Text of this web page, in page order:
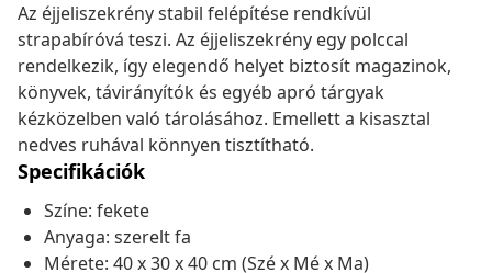
Az éjjeliszekrény stabil felépítése rendkívül
strapabíróvá teszi. Az éjjeliszekrény egy polccal
rendelkezik, így elegendő helyet biztosít magazinok,
könyvek, távirányítók és egyéb apró tárgyak
kézközelben való tárolásához. Emellett a kisasztal
nedves ruhával könnyen tisztítható.
Specifikációk
Színe: fekete
Anyaga: szerelt fa
Mérete: 40 x 30 x 40 cm (Szé x Mé x Ma)